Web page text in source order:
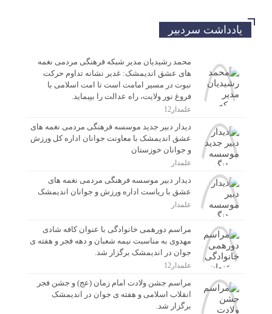
یادداشت سردبیر
محمد رشیدیان مدیر شبکه فرهنگی مردمی نغمه
های عشق اندیمشک: غدیر نشانه تداوم حرکت
نبوت در مسیر امامت است تا امت اسلامی با
فروغ نور ولایت، راه عدالت را بپیماید.
علمدار12
دیدار دبیر جدید موسسه فرهنگی مردمی نغمه های
عشق اندیمشک با معاونت جوانان اداره کل ورزش
و جوانان خوزستان
علمدار
دیدار دبیر موسسه فرهنگی مردمی نغمه های
عشق با ریاست اداره ورزش و جوانان اندیمشک
علمدار
مراسم دورهمی خانوادگی با عنوان کافه شادی
مهدوی به مناسبت نیمه شعبان و دهه فجر و هفته ی
جوان در اندیمشک برگزار شد.
علمدار12
مراسم جشن ولادت امام زمان (عج) و جشن فجر
انقلاب اسلامی و هفته ی جوان در اندیمشک
برگزار شد.